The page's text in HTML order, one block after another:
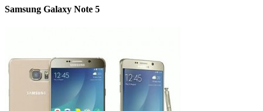
Samsung Galaxy Note 5